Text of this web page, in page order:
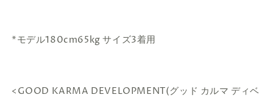
*モデル180cm65kg サイズ3着用
<GOOD KARMA DEVELOPMENT(グッド カルマ ディベ